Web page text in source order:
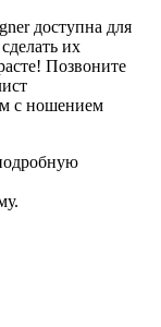
доступна для
их
Позвоните
с ношением